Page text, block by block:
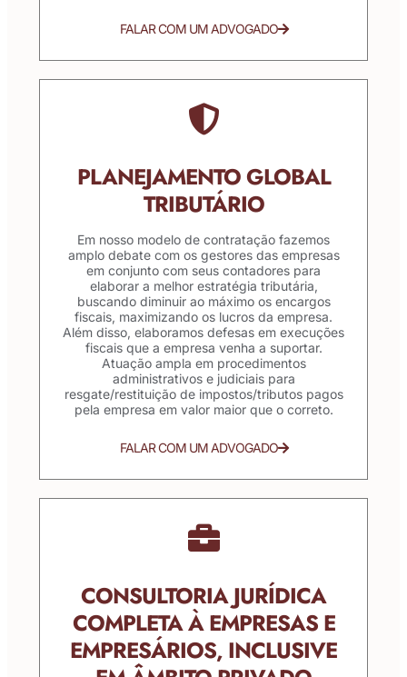
FALAR COM UM ADVOGADO
PLANEJAMENTO GLOBAL
TRIBUTÁRIO
Em nosso modelo de contratação fazemos
amplo debate com os gestores das empresas
em conjunto com seus contadores para
elaborar a melhor estratégia tributária,
buscando diminuir ao máximo os encargos
fiscais, maximizando os lucros da empresa.
Além disso, elaboramos defesas em execuções
fiscais que a empresa venha a suportar.
Atuação ampla em procedimentos
administrativos e judiciais para
resgate/restituição de impostos/tributos pagos
pela empresa em valor maior que o correto.
FALAR COM UM ADVOGADO
CONSULTORIA JURÍDICA
COMPLETA À EMPRESAS E
EMPRESÁRIOS, INCLUSIVE